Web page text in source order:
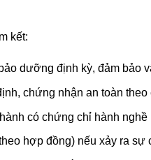
kết:
dưỡng định kỳ, đảm bảo
chứng nhận an toàn theo
có chứng chỉ hành nghề
hợp đồng) nếu xảy ra sự